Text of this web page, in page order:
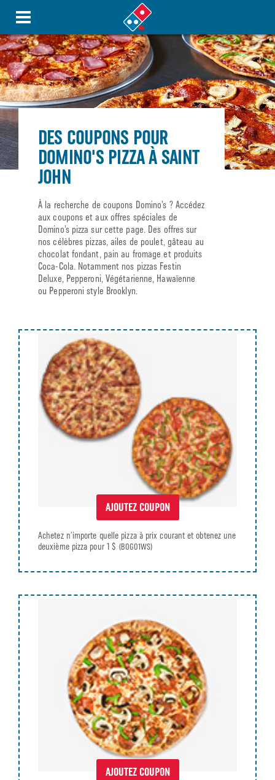
DES COUPONS POUR
DOMINO'S PIZZA À SAINT
JOHN
À la recherche de coupons Domino’s ? Accédez
aux coupons et aux offres spéciales de
Domino’s pizza sur cette page. Des offres sur
nos célèbres pizzas, ailes de poulet, gâteau au
chocolat fondant, pain au fromage et produits
Coca-Cola. Notamment nos pizzas Festin
Deluxe, Pepperoni, Végétarienne, Hawaïenne
ou Pepperoni style Brooklyn.
AJOUTEZ COUPON
Achetez n’importe quelle pizza à prix courant et obtenez une
deuxième pizza pour 1 $ (BOGO1WS)
AJOUTEZ COUPON